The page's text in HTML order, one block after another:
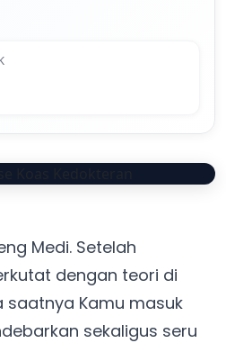
Medi. Setelah
dengan teori di
saatnya Kamu masuk
sekaligus seru